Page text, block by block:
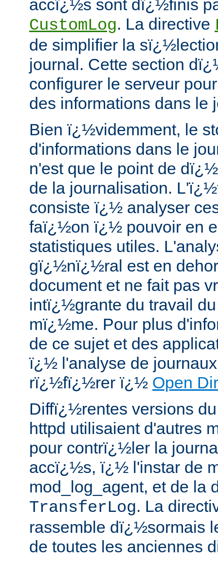
accï¿½s sont dï¿½finis
CustomLog. La directive
de simplifier la
journal. Cette section
configurer le serveur
des informations dans
Bien ï¿½videmment, le
d'informations dans le
n'est que le point de
de la journalisation.
consiste ï¿½ analyser
faï¿½on ï¿½ pouvoir en
statistiques utiles.
gï¿½nï¿½ral est en
document et ne fait pas
intï¿½grante du travail
mï¿½me. Pour plus
de ce sujet et des
ï¿½ l'analyse de
rï¿½fï¿½rer ï¿½ Open
Diffï¿½rentes versions
httpd utilisaient d'autres
pour contrï¿½ler la
accï¿½s, ï¿½ l'instar de
mod_log_agent, et de la
TransferLog. La
rassemble dï¿½sormais
de toutes les anciennes